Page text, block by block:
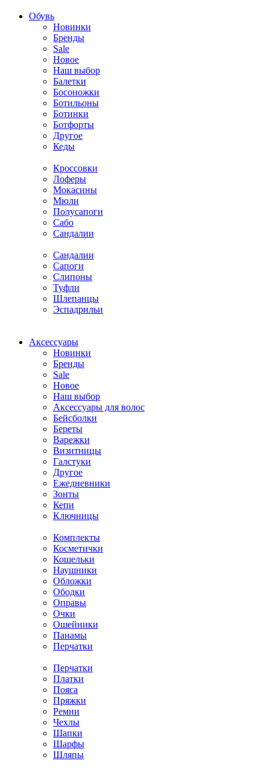
Обувь
Новинки
Бренды
Sale
Новое
Наш выбор
Балетки
Босоножки
Ботильоны
Ботинки
Ботфорты
Другое
Кеды
Кроссовки
Лоферы
Мокасины
Мюли
Полусапоги
Сабо
Сандалии
Сандалии
Сапоги
Слипоны
Туфли
Шлепанцы
Эспадрильи
Аксессуары
Новинки
Бренды
Sale
Новое
Наш выбор
Аксессуары для волос
Бейсболки
Береты
Варежки
Визитницы
Галстуки
Другое
Ежедневники
Зонты
Кепи
Ключницы
Комплекты
Косметички
Кошельки
Наушники
Обложки
Ободки
Оправы
Очки
Ошейники
Панамы
Перчатки
Перчатки
Платки
Пояса
Пряжки
Ремни
Чехлы
Шапки
Шарфы
Шляпы